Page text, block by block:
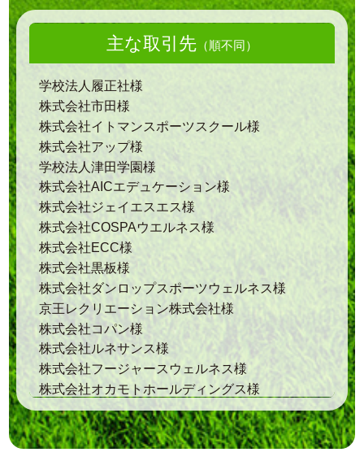
主な取引先 （順不同）
学校法人履正社様
株式会社市田様
株式会社イトマンスポーツスクール様
株式会社アップ様
学校法人津田学園様
株式会社AICエデュケーション様
株式会社ジェイエスエス様
株式会社COSPAウエルネス様
株式会社ECC様
株式会社黒板様
株式会社ダンロップスポーツウェルネス様
京王レクリエーション株式会社様
株式会社コパン様
株式会社ルネサンス様
株式会社フージャースウェルネス様
株式会社オカモトホールディングス様